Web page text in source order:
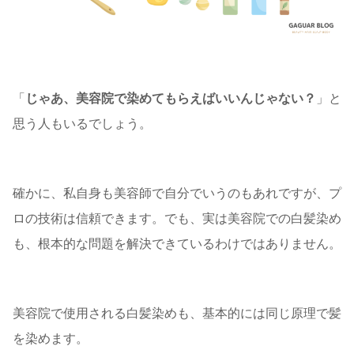
「 じゃあ、美容院で染めてもらえばいいんじゃない？ 」と
思う人もいるでしょう。
確かに、私自身も美容師で自分でいうのもあれですが、プ
ロの技術は信頼できます。でも、実は美容院での白髪染め
も、根本的な問題を解決できているわけではありません。
美容院で使用される白髪染めも、基本的には同じ原理で髪
を染めます。